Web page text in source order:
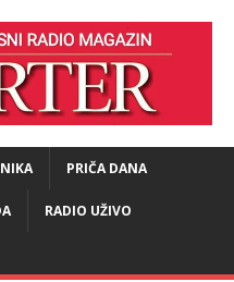
PRIČA DANA
RADIO UŽIVO